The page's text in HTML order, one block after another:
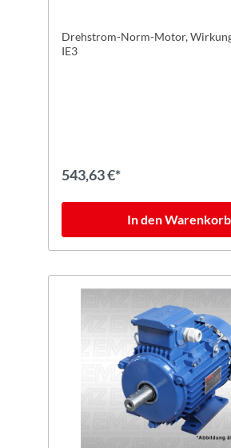
Drehstrom-Norm-Motor,
IE3
543,63 €*
In den Warenkorb